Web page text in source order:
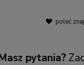
poleć
pytania?